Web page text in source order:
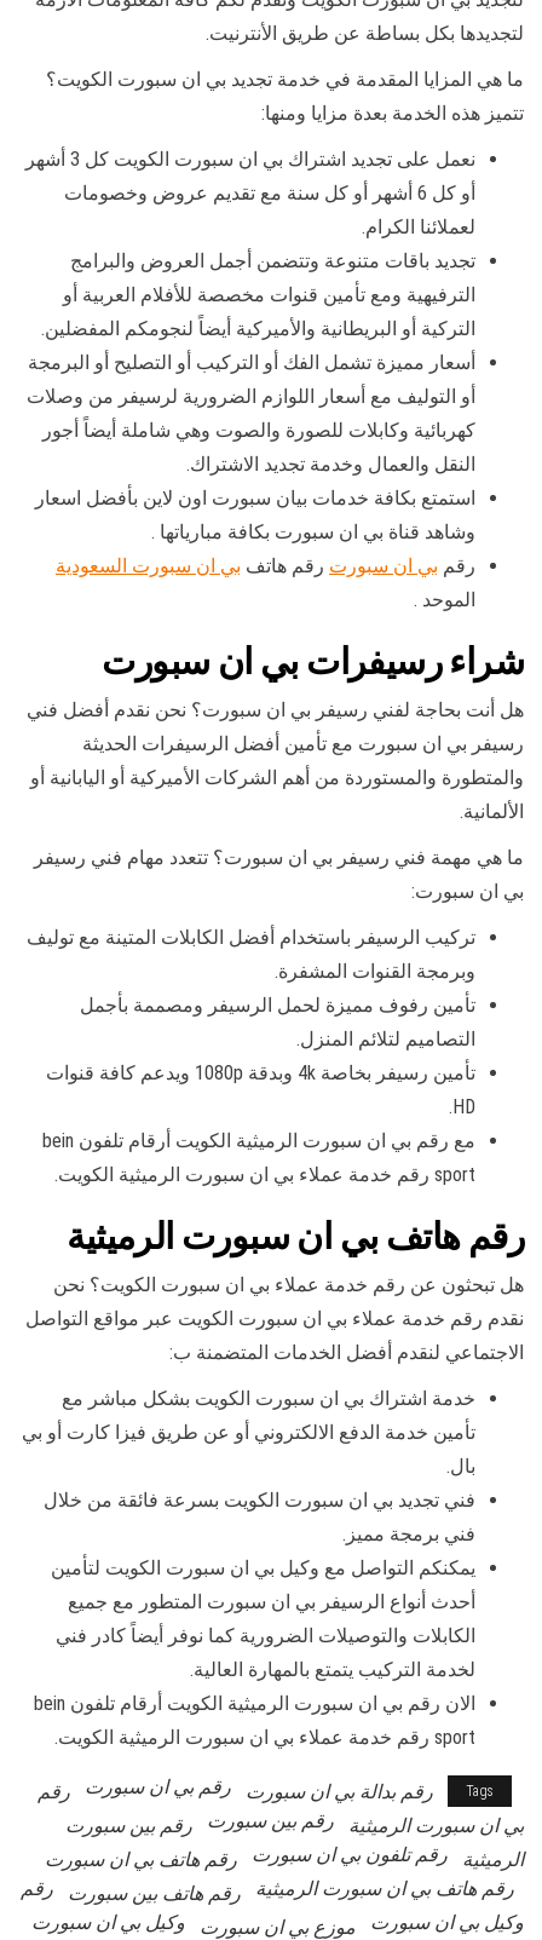
لتجديدها بكل بساطة عن طريق الأنترنيت.
ما هي المزايا المقدمة في خدمة تجديد بي ان سبورت الكويت؟
تتميز هذه الخدمة بعدة مزايا ومنها:
نعمل على تجديد اشتراك بي ان سبورت الكويت كل 3 أشهر
أو كل 6 أشهر أو كل سنة مع تقديم عروض وخصومات
لعملائنا الكرام.
تجديد باقات متنوعة وتتضمن أجمل العروض والبرامج
الترفيهية ومع تأمين قنوات مخصصة للأفلام العربية أو
التركية أو البريطانية والأميركية أيضاً لنجومكم المفضلين.
أسعار مميزة تشمل الفك أو التركيب أو التصليح أو البرمجة
أو التوليف مع أسعار اللوازم الضرورية لرسيفر من وصلات
كهربائية وكابلات للصورة والصوت وهي شاملة أيضاً أجور
النقل والعمال وخدمة تجديد الاشتراك.
استمتع بكافة خدمات بيان سبورت اون لاين بأفضل اسعار
وشاهد قناة بي ان سبورت بكافة مبارياتها .
رقم بي ان سبورت رقم هاتف بي ان سبورت السعودية
الموحد .
شراء رسيفرات بي ان سبورت
هل أنت بحاجة لفني رسيفر بي ان سبورت؟ نحن نقدم أفضل فني
رسيفر بي ان سبورت مع تأمين أفضل الرسيفرات الحديثة
والمتطورة والمستوردة من أهم الشركات الأميركية أو اليابانية أو
الألمانية.
ما هي مهمة فني رسيفر بي ان سبورت؟ تتعدد مهام فني رسيفر
بي ان سبورت:
تركيب الرسيفر باستخدام أفضل الكابلات المتينة مع توليف
وبرمجة القنوات المشفرة.
تأمين رفوف مميزة لحمل الرسيفر ومصممة بأجمل
التصاميم لتلائم المنزل.
تأمين رسيفر بخاصة 4k وبدقة 1080p ويدعم كافة قنوات
HD.
مع رقم بي ان سبورت الرميثية الكويت أرقام تلفون bein
sport رقم خدمة عملاء بي ان سبورت الرميثية الكويت.
رقم هاتف بي ان سبورت الرميثية
هل تبحثون عن رقم خدمة عملاء بي ان سبورت الكويت؟ نحن
نقدم رقم خدمة عملاء بي ان سبورت الكويت عبر مواقع التواصل
الاجتماعي لنقدم أفضل الخدمات المتضمنة ب:
خدمة اشتراك بي ان سبورت الكويت بشكل مباشر مع
تأمين خدمة الدفع الالكتروني أو عن طريق فيزا كارت أو بي
بال.
فني تجديد بي ان سبورت الكويت بسرعة فائقة من خلال
فني برمجة مميز.
يمكنكم التواصل مع وكيل بي ان سبورت الكويت لتأمين
أحدث أنواع الرسيفر بي ان سبورت المتطور مع جميع
الكابلات والتوصيلات الضرورية كما نوفر أيضاً كادر فني
لخدمة التركيب يتمتع بالمهارة العالية.
الان رقم بي ان سبورت الرميثية الكويت أرقام تلفون bein
sport رقم خدمة عملاء بي ان سبورت الرميثية الكويت.
Tags رقم بدالة بي ان سبورت رقم بي ان سبورت
رقم
بي ان سبورت الرميثية
رقم بين سبورت
رقم بين سبورت
الرميثية
رقم تلفون بي ان سبورت
رقم هاتف بي ان سبورت
رقم هاتف بي ان سبورت الرميثية
رقم هاتف بين سبورت
رقم
وكيل بي ان سبورت
موزع بي ان سبورت وكيل بي ان سبورت